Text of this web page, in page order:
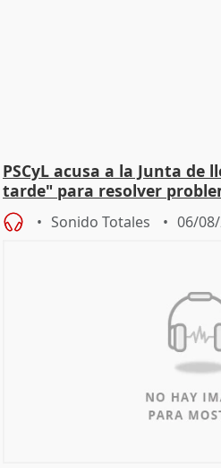
PSCyL acusa a la Junta de
tarde" para resolver
Sonido Totales 06/